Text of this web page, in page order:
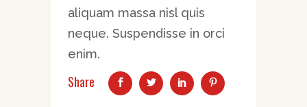
aliquam massa nisl quis
neque. Suspendisse in orci
enim.
Share